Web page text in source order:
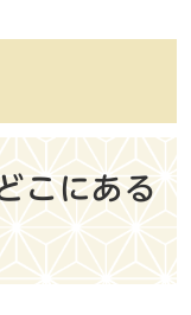
こにある